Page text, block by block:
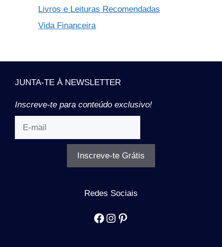
Livros e Leituras Recomendadas
Vida Financeira
JUNTA-TE À NEWSLETTER
Inscreve-te para conteúdo exclusivo!
Inscreve-te Grátis
Redes Sociais
Facebook
Instagram
Pinterest